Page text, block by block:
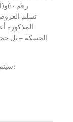
رقم -1)و(الملحق رقم2) وفي عرض السعر (ملحق رقم -3)
المذكورة
الحسكة – تل
– سيتم اختيار أفضل عرض وفقاً لمعايير التقييم التالية: